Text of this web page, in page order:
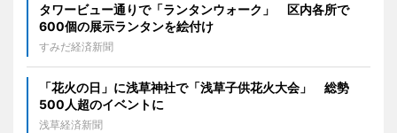
タワービュー通りで「ランタンウォーク」 区内各所で
600個の展示ランタンを絵付け
すみだ経済新聞
「花火の日」に浅草神社で「浅草子供花火大会」 総勢
500人超のイベントに
浅草経済新聞